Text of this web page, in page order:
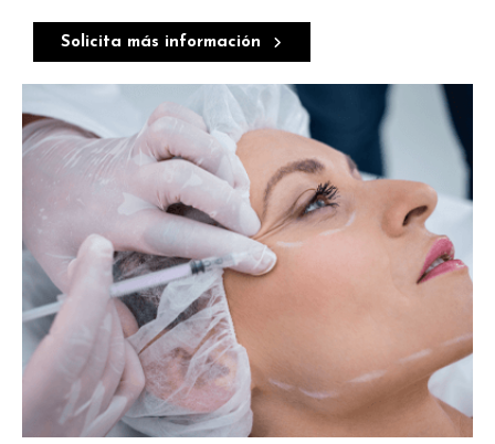
Solicita más información